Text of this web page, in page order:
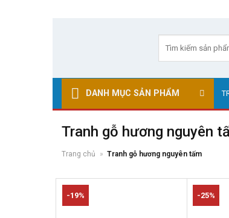
kiếm:
DANH MỤC SẢN PHẨM
Tranh gỗ hương nguyên
Trang chủ » Tranh gỗ hương nguyên tấm
-19% -25%